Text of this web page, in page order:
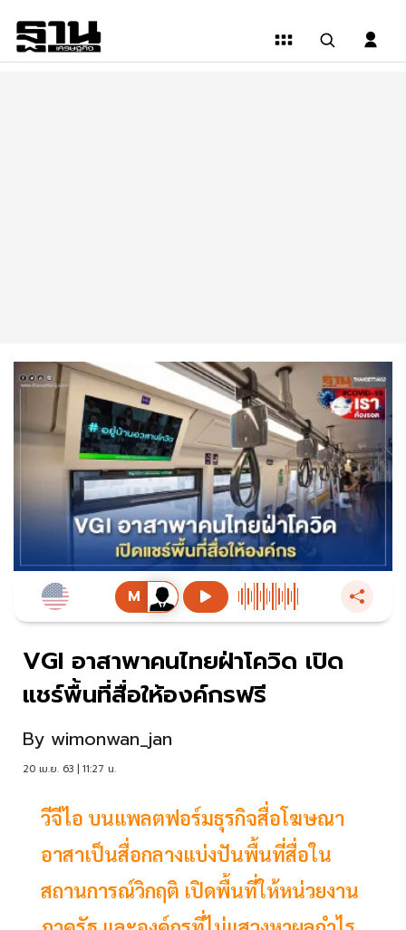
VGI อาสาพาคนไทยฝ่าโควิด เปิด
แชร์พื้นที่สื่อให้องค์กรฟรี
By wimonwan_jan
20 เม.ย. 63 | 11:27 น.
วีจีไอ บนแพลตฟอร์มธุรกิจสื่อโฆษณา
อาสาเป็นสื่อกลางแบ่งปันพื้นที่สื่อใน
สถานการณ์วิกฤติ เปิดพื้นที่ให้หน่วยงาน